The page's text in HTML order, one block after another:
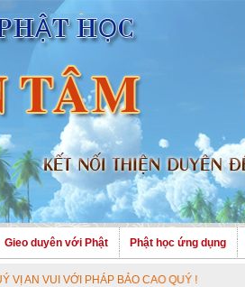
Gieo duyên với Phật Phật học ứng dụng
BẢO CAO QUÝ !